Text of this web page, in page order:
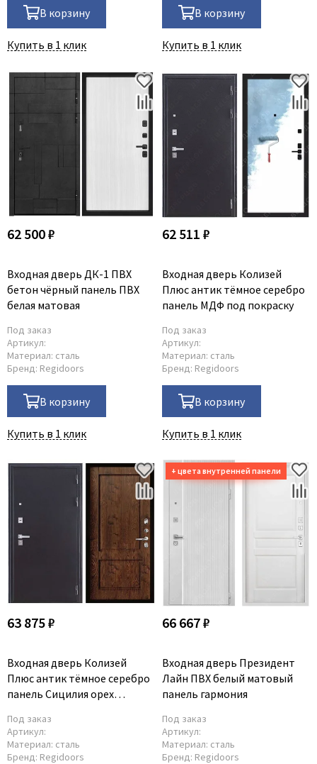
В корзину
Купить в 1 клик
В корзину
Купить в 1 клик
62 500 ₽
Входная дверь ДК-1 ПВХ
бетон чёрный панель ПВХ
белая матовая
Под заказ
Артикул:
Материал: сталь
Бренд: Regidoors
В корзину
Купить в 1 клик
62 511 ₽
Входная дверь Колизей
Плюс антик тёмное серебро
панель МДФ под покраску
Под заказ
Артикул:
Материал: сталь
Бренд: Regidoors
В корзину
Купить в 1 клик
63 875 ₽
Входная дверь Колизей
Плюс антик тёмное серебро
панель Сицилия орех
Под заказ
Артикул:
Материал: сталь
Бренд: Regidoors
66 667 ₽
Входная дверь Президент
Лайн ПВХ белый матовый
панель гармония
Под заказ
Артикул:
Материал: сталь
Бренд: Regidoors